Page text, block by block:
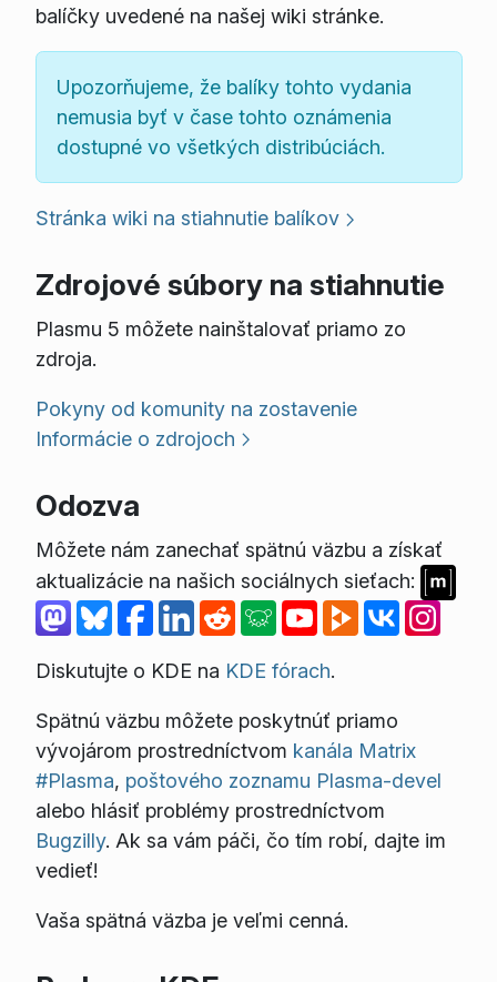
balíčky uvedené na našej wiki stránke.
Upozorňujeme, že balíky tohto vydania
nemusia byť v čase tohto oznámenia
dostupné vo všetkých distribúciách.
Stránka wiki na stiahnutie balíkov
Zdrojové súbory na stiahnutie
Plasmu 5 môžete nainštalovať priamo zo
zdroja.
Pokyny od komunity na zostavenie
Informácie o zdrojoch
Odozva
Môžete nám zanechať spätnú väzbu a získať
aktualizácie na našich sociálnych sieťach:
Diskutujte o KDE na KDE fórach.
Spätnú väzbu môžete poskytnúť priamo
vývojárom prostredníctvom kanála Matrix
#Plasma, poštového zoznamu Plasma-devel
alebo hlásiť problémy prostredníctvom
Bugzilly. Ak sa vám páči, čo tím robí, dajte im
vedieť!
Vaša spätná väzba je veľmi cenná.